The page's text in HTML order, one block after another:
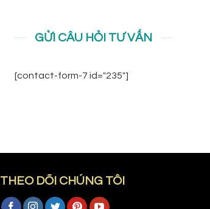
GỬI CÂU HỎI TƯ VẤN
[contact-form-7 id="235"]
THEO DÕI CHÚNG TÔI